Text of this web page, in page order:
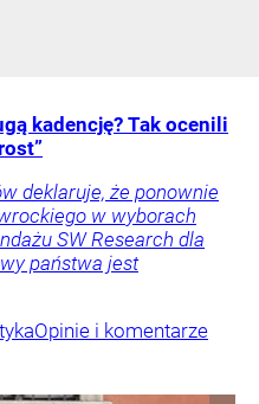
kadencję? Tak ocenili
deklaruje, że ponownie
w wyborach
SW Research dla
państwa jest
Opinie i komentarze